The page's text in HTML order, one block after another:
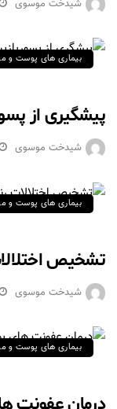
شیدخت موسوی
بیماری های پوست و
پیشگیری از
شیدخت موسوی
بیماری های پوست و
تشخیص
شیدخت موسوی
بیماری های پوست و